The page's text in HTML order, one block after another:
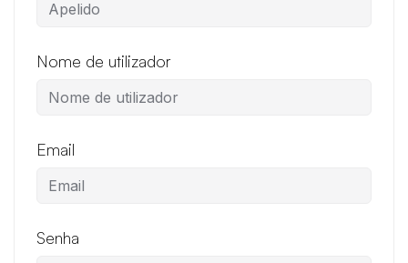
Nome de utilizador
Email
Senha